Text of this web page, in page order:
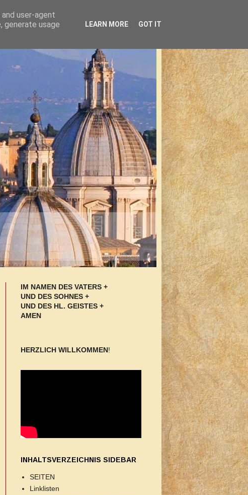
IM NAMEN DES VATERS +
UND DES SOHNES +
UND DES HL. GEISTES +
AMEN
HERZLICH WILLKOMMEN!
INHALTSVERZEICHNIS SIDEBAR
SEITEN
Linklisten
user-agent
generate usage
LEARN MORE GOT IT